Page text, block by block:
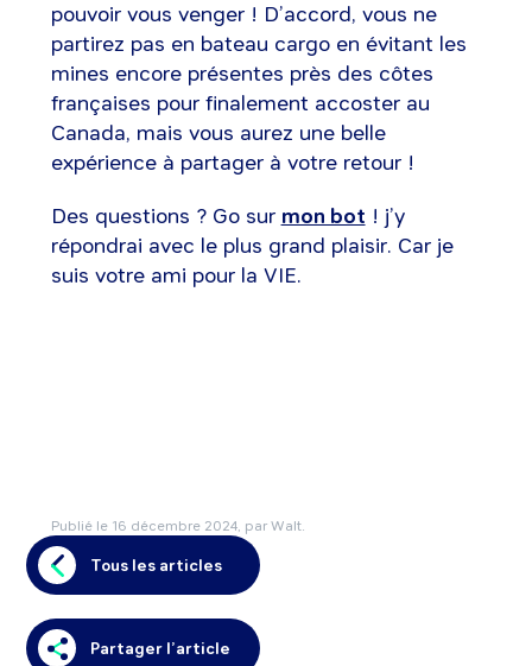
Tous les articles
Partager l’article
pouvoir vous venger ! D’accord, vous ne
partirez pas en bateau cargo en évitant les
mines encore présentes près des côtes
françaises pour finalement accoster au
Canada, mais vous aurez une belle
expérience à partager à votre retour !
Des questions ? Go sur mon bot ! j’y
répondrai avec le plus grand plaisir. Car je
suis votre ami pour la VIE.
Publié le 16 décembre 2024, par Walt.